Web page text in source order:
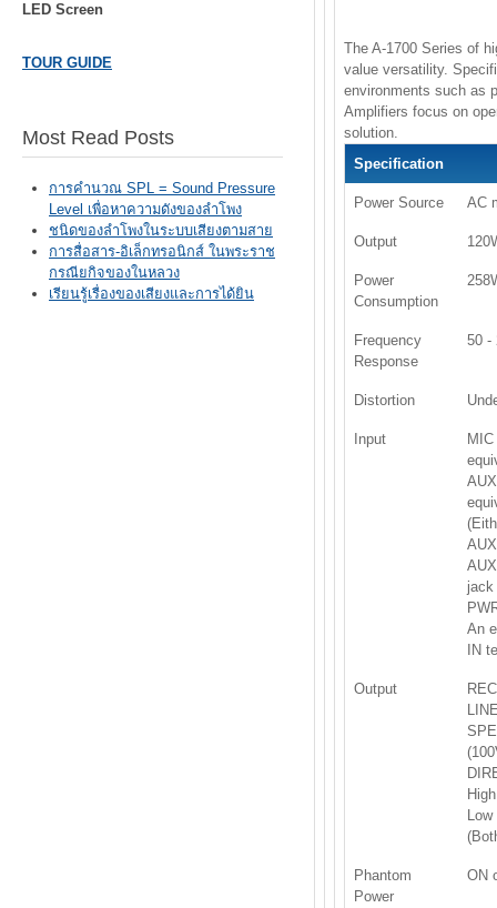
LED Screen
TOUR GUIDE
Most Read Posts
การคำนวณ SPL = Sound Pressure
Level เพื่อหาความดังของลำโพง
ชนิดของลำโพงในระบบเสียงตามสาย
การสื่อสาร-อิเล็กทรอนิกส์ ในพระราช
กรณียกิจของในหลวง
เรียนรู้เรื่องของเสียงและการได้ยิน
The A-1700 Series of
value versatility.
environments such as
Amplifiers focus on
solution.
Specification
Power Source AC
Output
Power
Consumption
Frequency
Response
50 -
Distortion
Input
jack
An
IN
Output
Phantom
Power
ON